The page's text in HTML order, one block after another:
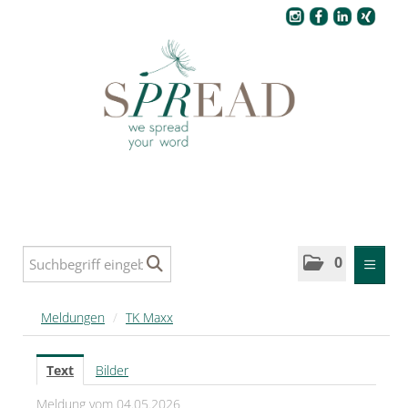
0
MELDUNGEN
SPREAD
SPREAD Medleys für Deutschland
Meldungen / TK Maxx
Text
Bilder
Meldung vom 04.05.2026